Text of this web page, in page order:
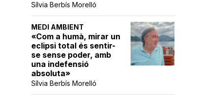
Sílvia Berbís Morelló
MEDI AMBIENT
«Com a humà, mirar un
eclipsi total és sentir-
se sense poder, amb
una indefensió
absoluta»
Sílvia Berbís Morelló